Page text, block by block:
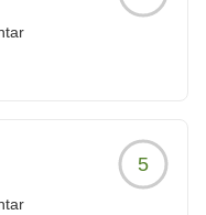
voice/5694?
5